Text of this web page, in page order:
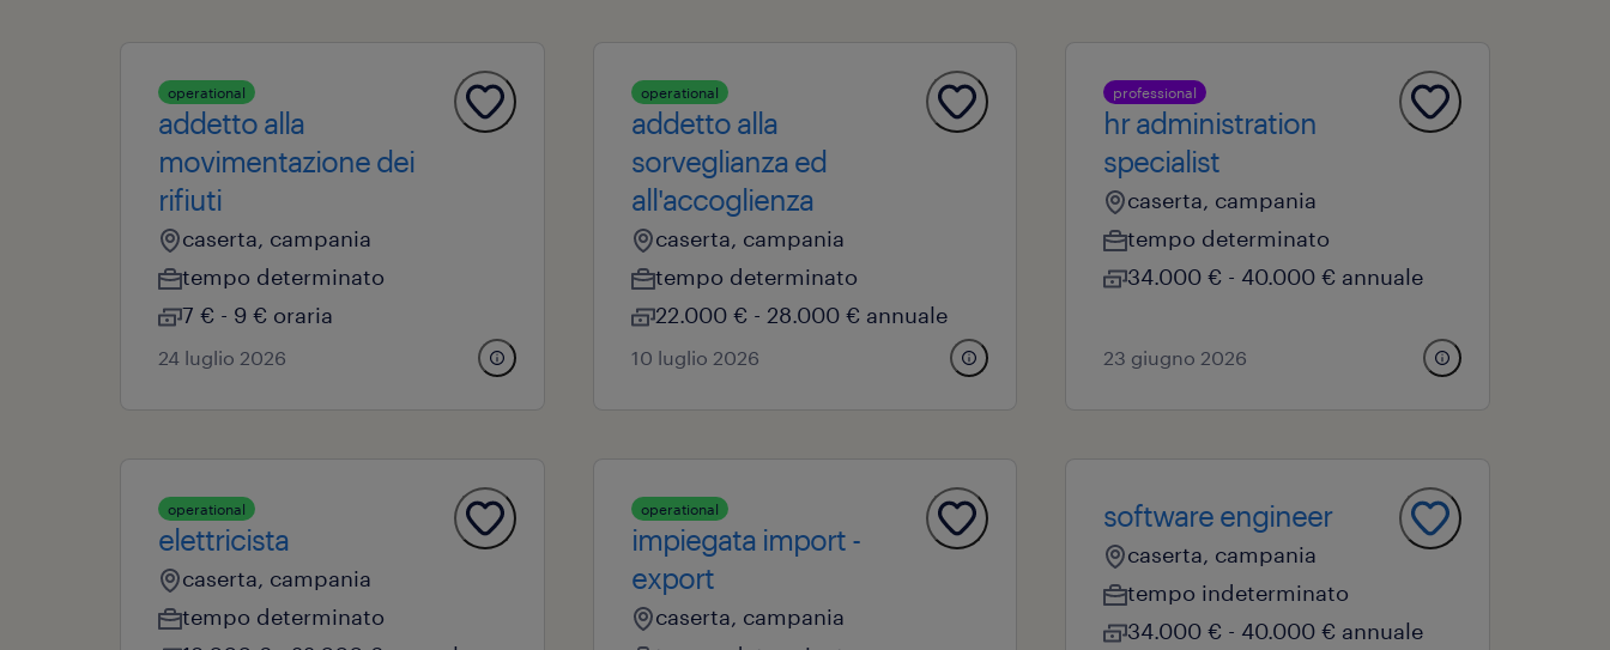
operational
addetto alla
movimentazione dei
rifiuti
caserta, campania
tempo determinato
7 € - 9 € oraria
24 luglio 2026
operational
addetto alla
sorveglianza ed
all'accoglienza
caserta, campania
tempo determinato
22.000 € - 28.000 € annuale
10 luglio 2026
professional
hr administration
specialist
caserta, campania
tempo determinato
34.000 € - 40.000 € annuale
23 giugno 2026
operational
elettricista
caserta, campania
tempo determinato
operational
impiegata import -
export
caserta, campania
software engineer
caserta, campania
tempo indeterminato
34.000 € - 40.000 € annuale